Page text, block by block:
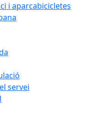
i aparcabicicletes
servei